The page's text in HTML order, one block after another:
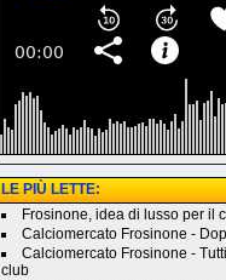
LE PIÙ LETTE:
Frosinone, idea di lusso per il
Calciomercato Frosinone -
Calciomercato Frosinone -
club